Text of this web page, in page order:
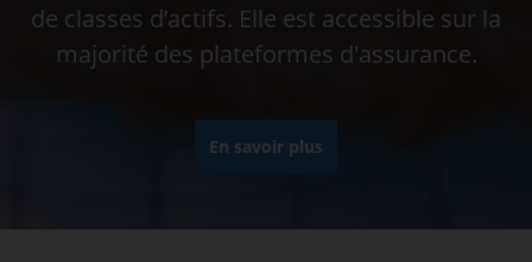
de classes d’actifs. Elle est accessible sur la
majorité des plateformes d'assurance.
En savoir plus